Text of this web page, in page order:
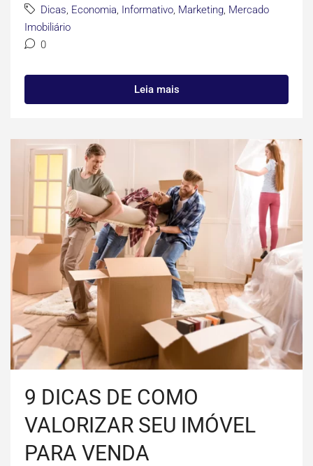
Dicas, Economia, Informativo, Marketing, Mercado
Imobiliário
0
Leia mais
9 DICAS DE COMO
VALORIZAR SEU IMÓVEL
PARA VENDA